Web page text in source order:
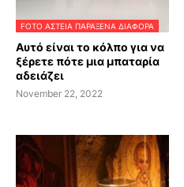
FOTO ΑΣΤΕΙΑ ΠΑΡΑΞΕΝΑ ΔΙΑΦΟΡΑ
Αυτό είναι το κόλπο για να
ξέρετε πότε μια μπαταρία
αδειάζει
November 22, 2022